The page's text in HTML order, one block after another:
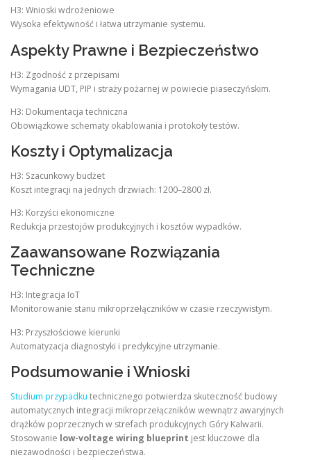
H3: Wnioski wdrożeniowe
Wysoka efektywność i łatwa utrzymanie systemu.
Aspekty Prawne i Bezpieczeństwo
H3: Zgodność z przepisami
Wymagania UDT, PIP i straży pożarnej w powiecie piaseczyńskim.
H3: Dokumentacja techniczna
Obowiązkowe schematy okablowania i protokoły testów.
Koszty i Optymalizacja
H3: Szacunkowy budżet
Koszt integracji na jednych drzwiach: 1200–2800 zł.
H3: Korzyści ekonomiczne
Redukcja przestojów produkcyjnych i kosztów wypadków.
Zaawansowane Rozwiązania
Techniczne
H3: Integracja IoT
Monitorowanie stanu mikroprzełączników w czasie rzeczywistym.
H3: Przyszłościowe kierunki
Automatyzacja diagnostyki i predykcyjne utrzymanie.
Podsumowanie i Wnioski
Studium przypadku technicznego potwierdza skuteczność budowy
automatycznych integracji mikroprzełączników wewnątrz awaryjnych
drążków poprzecznych w strefach produkcyjnych Góry Kalwarii.
Stosowanie low-voltage wiring blueprint jest kluczowe dla
niezawodności i bezpieczeństwa.